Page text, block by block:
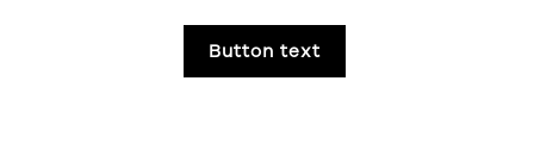
Button text